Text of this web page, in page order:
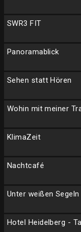
SWR3 FIT
Panoramablick
Sehen statt Hören
Wohin mit meiner
KlimaZeit
Nachtcafé
Unter weißen
Hotel Heidelberg -